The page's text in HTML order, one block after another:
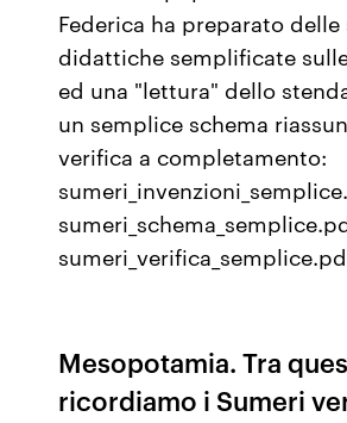
Federica ha preparato delle
didattiche semplificate
ed una "lettura" dello
un semplice schema
verifica a completamento:
Mesopotamia. Tra
ricordiamo i Sumeri